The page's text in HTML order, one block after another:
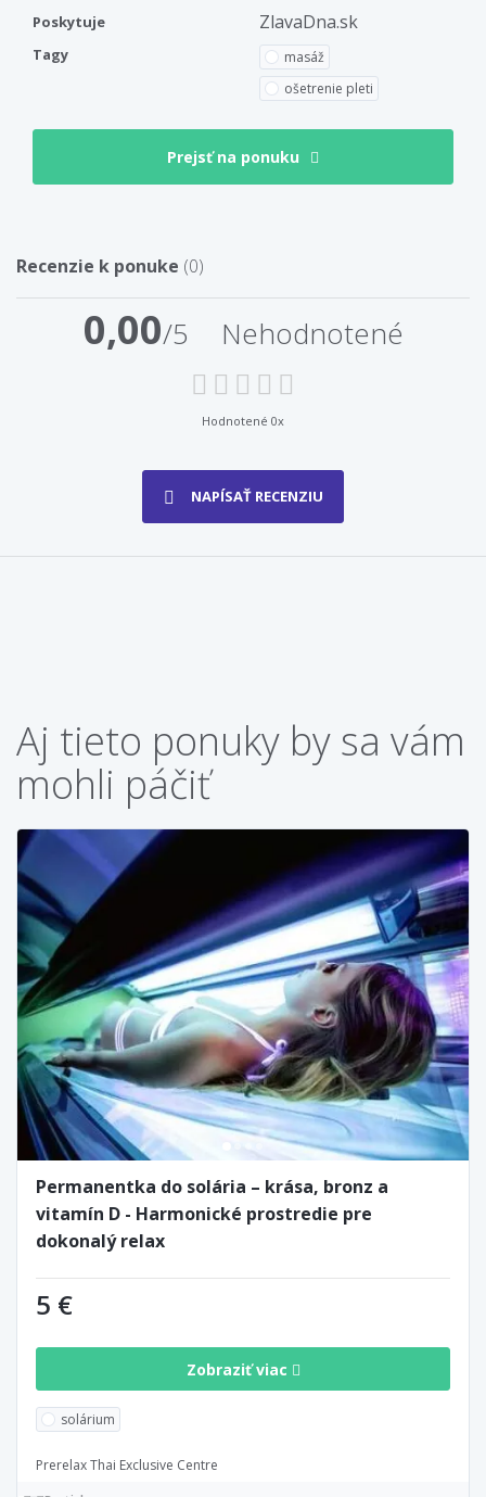
Poskytuje
ZlavaDna.sk
Tagy
masáž
ošetrenie pleti
Prejsť na ponuku
Recenzie k ponuke (0)
0,00/5 Nehodnotené
Hodnotené 0x
NAPÍSAŤ RECENZIU
Aj tieto ponuky by sa vám
mohli páčiť
Permanentka do solária – krása, bronz a
vitamín D - Harmonické prostredie pre
dokonalý relax
5 €
Zobraziť viac
solárium
Prerelax Thai Exclusive Centre